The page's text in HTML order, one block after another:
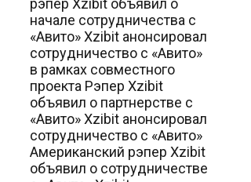
рэпер Xzibit объявил о
начале сотрудничества с
«Авито» Xzibit анонсировал
сотрудничество с «Авито»
в рамках совместного
проекта Рэпер Xzibit
объявил о партнерстве с
«Авито» Xzibit анонсировал
сотрудничество с «Авито»
Американский рэпер Xzibit
объявил о сотрудничестве